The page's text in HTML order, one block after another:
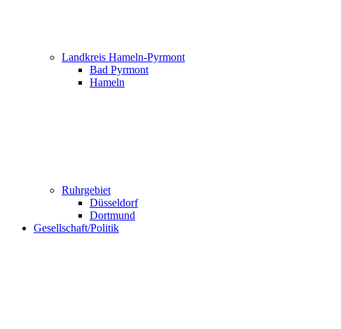
Landkreis Hameln-Pyrmont
Bad Pyrmont
Hameln
Ruhrgebiet
Düsseldorf
Dortmund
Gesellschaft/Politik